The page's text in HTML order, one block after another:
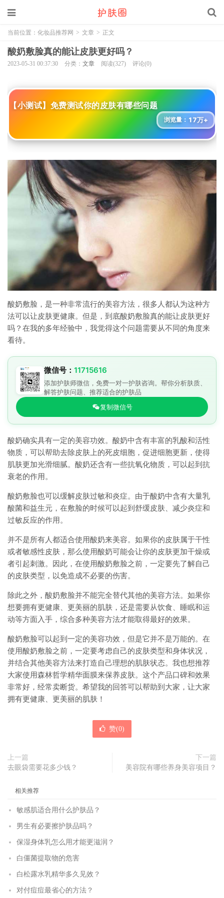
当前位置： 化妆品推荐网 > 文章 > 正文
酸奶敷脸真的能让皮肤更好吗？
2023-05-31 00:37:30 分类： 文章 阅读(327) 评论(0)
【小测试】免费测试你的皮肤有哪些问题
浏览量： 17万+
酸奶敷脸，是一种非常流行的美容方法，很多人都认为这种方
法可以让皮肤更健康。但是，到底酸奶敷脸真的能让皮肤更好
吗？在我的多年经验中，我觉得这个问题需要从不同的角度来
看待。
微信号： 11715616
添加护肤师微信，免费一对一护肤咨询。帮你分析肤质、
解答护肤问题、推荐适合的护肤品
复制微信号
酸奶确实具有一定的美容功效。酸奶中含有丰富的乳酸和活性
物质，可以帮助去除皮肤上的死皮细胞，促进细胞更新，使得
肌肤更加光滑细腻。酸奶还含有一些抗氧化物质，可以起到抗
衰老的作用。
酸奶敷脸也可以缓解皮肤过敏和炎症。由于酸奶中含有大量乳
酸菌和益生元，在敷脸的时候可以起到舒缓皮肤、减少炎症和
过敏反应的作用。
并不是所有人都适合使用酸奶来美容。如果你的皮肤属于干性
或者敏感性皮肤，那么使用酸奶可能会让你的皮肤更加干燥或
者引起刺激。因此，在使用酸奶敷脸之前，一定要先了解自己
的皮肤类型，以免造成不必要的伤害。
除此之外，酸奶敷脸并不能完全替代其他的美容方法。如果你
想要拥有更健康、更美丽的肌肤，还是需要从饮食、睡眠和运
动等方面入手，综合多种美容方法才能取得最好的效果。
酸奶敷脸可以起到一定的美容功效，但是它并不是万能的。在
使用酸奶敷脸之前，一定要考虑自己的皮肤类型和身体状况，
并结合其他美容方法来打造自己理想的肌肤状态。我也想推荐
大家使用森林哲学精华面膜来保养皮肤。这个产品口碑和效果
非常好，经常卖断货。希望我的回答可以帮助到大家，让大家
拥有更健康、更美丽的肌肤！
赞(0)
上一篇
去眼袋需要花多少钱？
下一篇
美容院有哪些养身美容项目？
相关推荐
敏感肌适合用什么护肤品？
男生有必要擦护肤品吗？
保湿身体乳怎么用才能更滋润？
白僵菌提取物的危害
白松露水乳精华多久见效？
对付痘痘最省心的方法？